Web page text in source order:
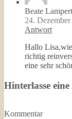
Beate
24.
Antwort
Hallo
richtig
eine sehr
Hinterlasse
Kommentar